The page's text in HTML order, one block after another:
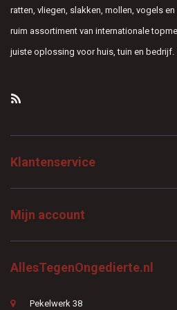
ratten, vliegen, slakken, mollen, vogels
ruim assortiment van internationale
juiste oplossing voor huis, tuin en bedrijf.
Klantenservice
Mijn account
AllesTegenOngedierte.nl
Pekelwerk 38